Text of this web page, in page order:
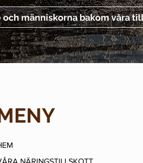
och människorna bakom våra
NÄRINGSTILLSKOTT